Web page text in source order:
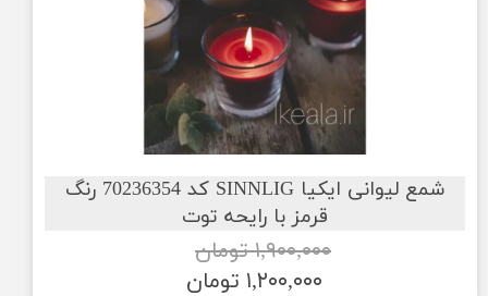
شمع لیوانی ایکیا SINNLIG کد 70236354 رنگ
قرمز با رایحه توت
۱,۹۰۰,۰۰۰ تومان
۱,۲۰۰,۰۰۰ تومان